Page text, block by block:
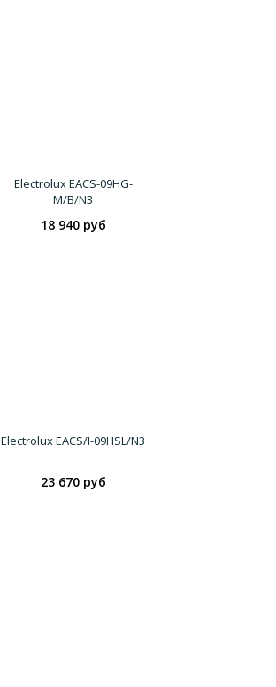
Electrolux EACS-09HG-
M/B/N3
18 940 руб
Electrolux EACS/I-09HSL/N3
23 670 руб